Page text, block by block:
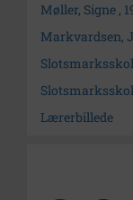
Møller, Signe ,
Markvardsen,
Lærerbillede